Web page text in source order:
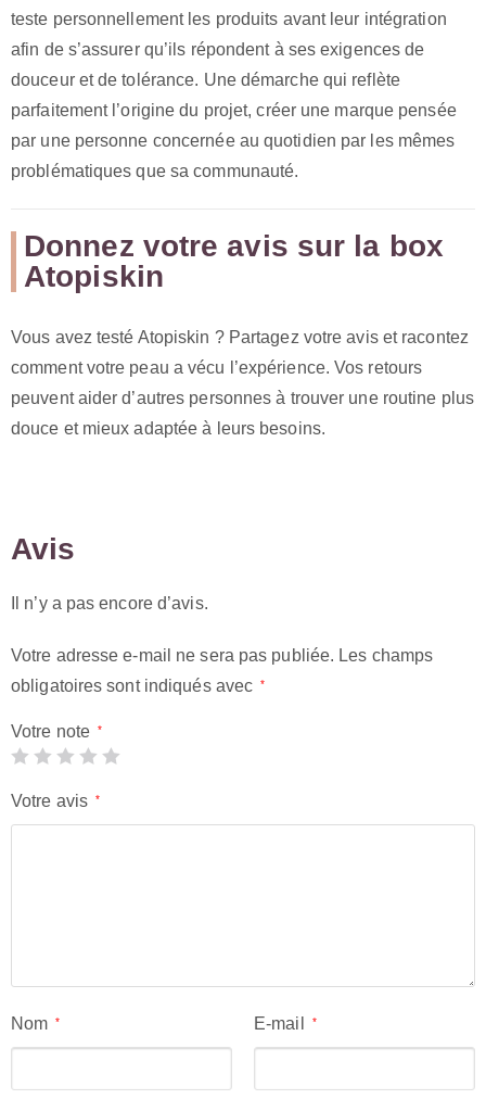
teste personnellement les produits avant leur intégration
afin de s’assurer qu’ils répondent à ses exigences de
douceur et de tolérance. Une démarche qui reflète
parfaitement l’origine du projet, créer une marque pensée
par une personne concernée au quotidien par les mêmes
problématiques que sa communauté.
Donnez votre avis sur la box
Atopiskin
Vous avez testé Atopiskin ? Partagez votre avis et racontez
comment votre peau a vécu l’expérience. Vos retours
peuvent aider d’autres personnes à trouver une routine plus
douce et mieux adaptée à leurs besoins.
Avis
Il n’y a pas encore d’avis.
Votre adresse e-mail ne sera pas publiée. Les champs
obligatoires sont indiqués avec
*
Votre note *
Votre avis *
Nom * E-mail *